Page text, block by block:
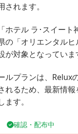
れます。
ホテル ラ･スイート
の「オリエンタル
が対象となっていま
ルプランは、Relux
れるため、最新情
ます。
確認・配布中